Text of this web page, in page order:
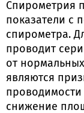
Спирометрия
показатели с
спирометра.
проводит
от
являются
проводимости
снижение